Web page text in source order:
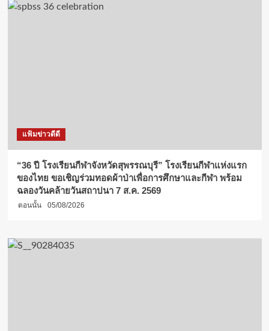
แฟ้มข่าวดีดี
“36 ปี โรงเรียนกีฬาจังหวัดสุพรรณบุรี” โรงเรียนกีฬาแห่งแรก
ของไทย ขอเชิญร่วมทอดผ้าป่าเพื่อการศึกษาและกีฬา พร้อม
ฉลองวันคล้ายวันสถาปนา 7 ส.ค. 2569
ตอนนั้น 05/08/2026